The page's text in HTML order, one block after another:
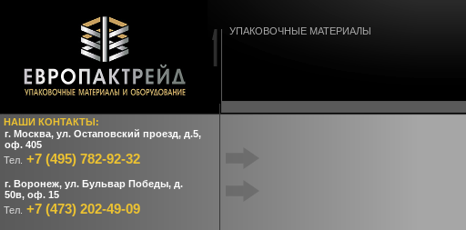
НАШИ КОНТАКТЫ:
г. Москва, ул. Остаповский проезд, д.5,
оф. 405
Тел. +7 (495) 782-92-32
г. Воронеж, ул. Бульвар Победы, д.
50в, оф. 15
Тел. +7 (473) 202-49-09
УПАКОВОЧНЫЕ МАТЕРИАЛЫ